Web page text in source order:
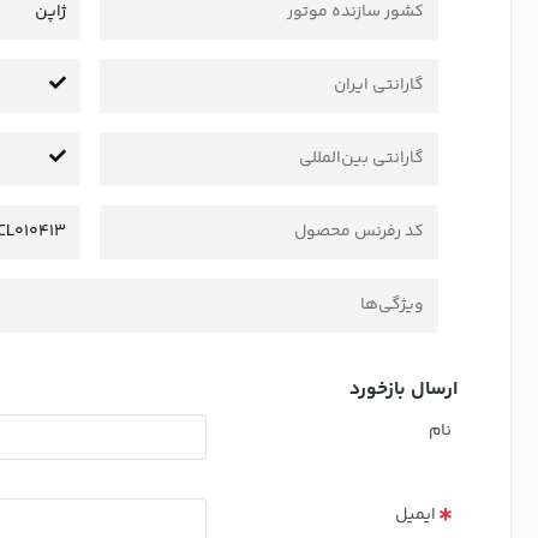
کشور سازنده موتور ژاپن
گارانتی ایران
گارانتی بین‌المللی
کد رفرنس محصول
ویژگی‌ها
ارسال بازخورد
نام
ایمیل